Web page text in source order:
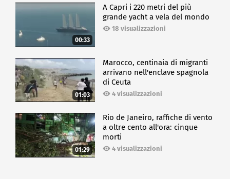
00:33
A Capri i 220 metri del più
grande yacht a vela del mondo
18 visualizzazioni
01:03
Marocco, centinaia di migranti
arrivano nell'enclave spagnola
di Ceuta
4 visualizzazioni
01:29
Rio de Janeiro, raffiche di vento
a oltre cento all'ora: cinque
morti
4 visualizzazioni